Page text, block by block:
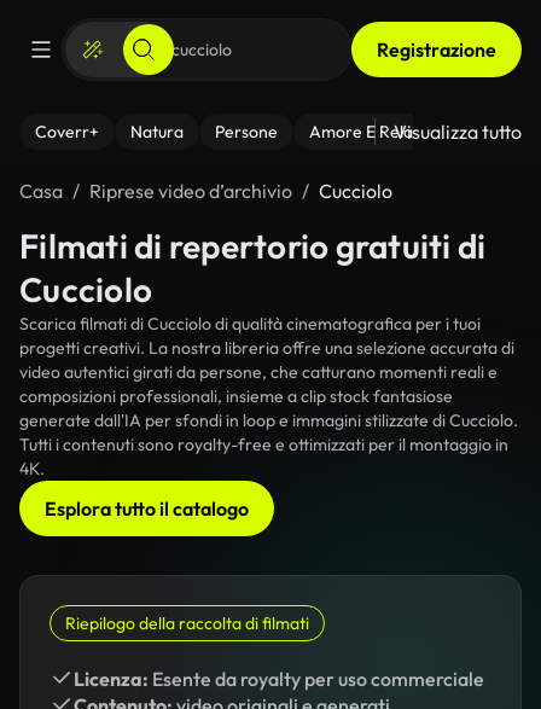
Registrazione
Coverr+ Natura Persone Amore E Relazioni Il
Visualizza tutto
Casa Riprese video d’archivio Cucciolo
Filmati di repertorio gratuiti di
Cucciolo
Scarica filmati di Cucciolo di qualità cinematografica per i tuoi
progetti creativi. La nostra libreria offre una selezione accurata di
video autentici girati da persone, che catturano momenti reali e
composizioni professionali, insieme a clip stock fantasiose
generate dall'IA per sfondi in loop e immagini stilizzate di Cucciolo.
Tutti i contenuti sono royalty-free e ottimizzati per il montaggio in
4K.
Esplora tutto il catalogo
Riepilogo della raccolta di filmati
Licenza: Esente da royalty per uso commerciale